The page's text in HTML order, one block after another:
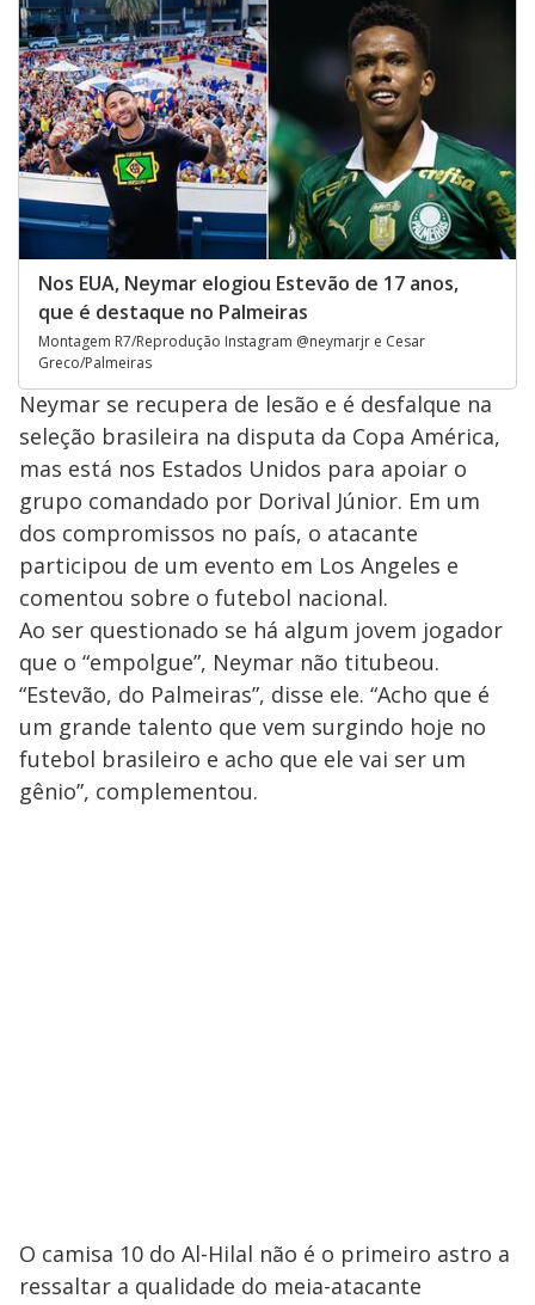
Nos EUA, Neymar elogiou Estevão de 17 anos,
que é destaque no Palmeiras
Montagem R7/Reprodução Instagram @neymarjr e Cesar
Greco/Palmeiras
Neymar se recupera de lesão e é desfalque na
seleção brasileira na disputa da Copa América,
mas está nos Estados Unidos para apoiar o
grupo comandado por Dorival Júnior. Em um
dos compromissos no país, o atacante
participou de um evento em Los Angeles e
comentou sobre o futebol nacional.
Ao ser questionado se há algum jovem jogador
que o “empolgue”, Neymar não titubeou.
“Estevão, do Palmeiras”, disse ele. “Acho que é
um grande talento que vem surgindo hoje no
futebol brasileiro e acho que ele vai ser um
gênio”, complementou.
O camisa 10 do Al-Hilal não é o primeiro astro a
ressaltar a qualidade do meia-atacante